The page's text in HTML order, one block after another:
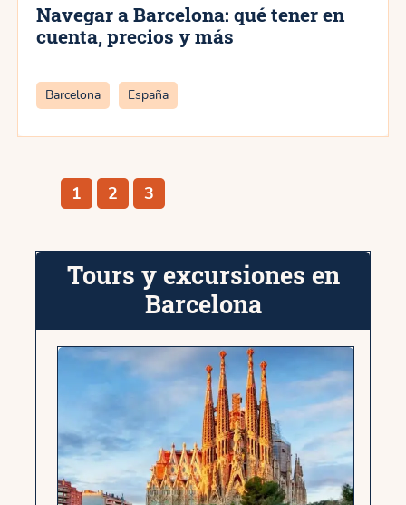
Navegar a Barcelona: qué tener en
cuenta, precios y más
Categorías
Barcelona España
Página
1 Página
2 Página
3
Tours y excursiones en
Barcelona